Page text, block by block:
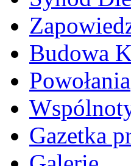
Budowa
Powołania
Gazetka